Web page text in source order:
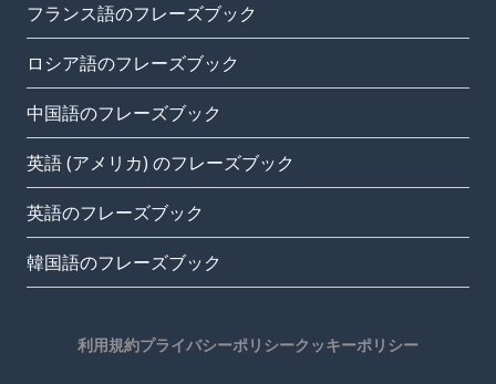
フランス語のフレーズブック
ロシア語のフレーズブック
中国語のフレーズブック
英語 (アメリカ) のフレーズブック
英語のフレーズブック
韓国語のフレーズブック
利用規約プライバシーポリシークッキーポリシー